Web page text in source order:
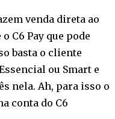
venda direta ao
C6 Pay que pode
basta o cliente
ou Smart e
nela. Ah, para isso o
conta do C6